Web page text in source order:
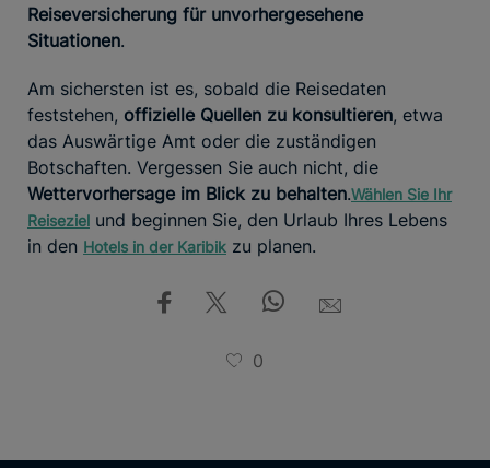
Reiseversicherung für unvorhergesehene
Situationen.
Am sichersten ist es, sobald die Reisedaten
feststehen, offizielle Quellen zu konsultieren, etwa
das Auswärtige Amt oder die zuständigen
Botschaften. Vergessen Sie auch nicht, die
Wettervorhersage im Blick zu behalten.Wählen Sie Ihr
Reiseziel und beginnen Sie, den Urlaub Ihres Lebens
in den Hotels in der Karibik zu planen.
0